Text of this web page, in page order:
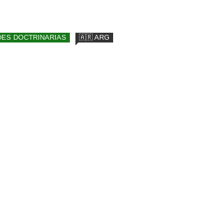
DOCTRINARIAS 🇦🇷 ARG